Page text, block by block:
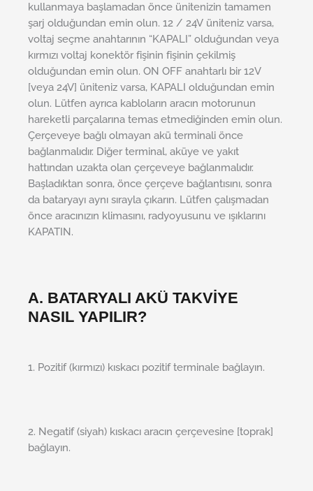
kullanmaya başlamadan önce ünitenizin tamamen
şarj olduğundan emin olun. 12 / 24V üniteniz varsa,
voltaj seçme anahtarının “KAPALI” olduğundan veya
kırmızı voltaj konektör fişinin fişinin çekilmiş
olduğundan emin olun. ON OFF anahtarlı bir 12V
[veya 24V] üniteniz varsa, KAPALI olduğundan emin
olun. Lütfen ayrıca kabloların aracın motorunun
hareketli parçalarına temas etmediğinden emin olun.
Çerçeveye bağlı olmayan akü terminali önce
bağlanmalıdır. Diğer terminal, aküye ve yakıt
hattından uzakta olan çerçeveye bağlanmalıdır.
Başladıktan sonra, önce çerçeve bağlantısını, sonra
da bataryayı aynı sırayla çıkarın. Lütfen çalışmadan
önce aracınızın klimasını, radyoyusunu ve ışıklarını
KAPATIN.
A. BATARYALI AKÜ TAKVİYE
NASIL YAPILIR?
1. Pozitif (kırmızı) kıskacı pozitif terminale bağlayın.
2. Negatif (siyah) kıskacı aracın çerçevesine [toprak]
bağlayın.